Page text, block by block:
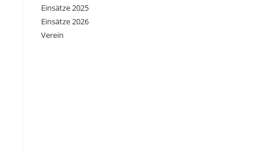
Einsätze 2025
Einsätze 2026
Verein